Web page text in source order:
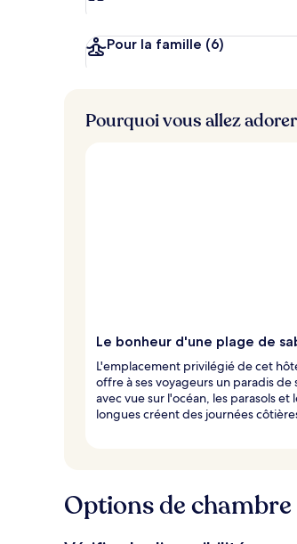
Pour la famille (6)
Pourquoi vous allez
Le bonheur d'une plage de
L'emplacement privilégié de cet
offre à ses voyageurs un paradis de
avec vue sur l'océan, les parasols et
longues créent des journées
Options de chambre